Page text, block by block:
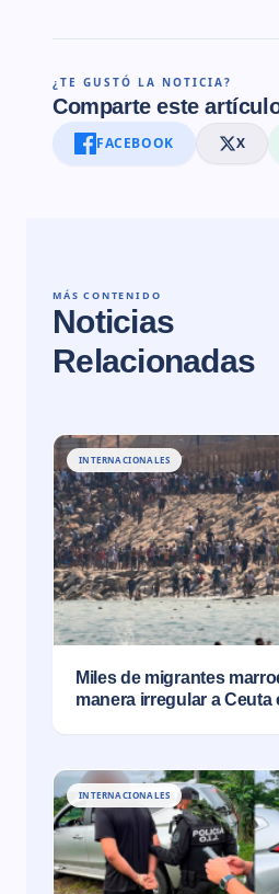
¿TE GUSTÓ LA NOTICIA?
Comparte este
FACEBOOK X
MÁS CONTENIDO
Noticias
Relacionadas
INTERNACIONALES
Miles de migrantes
manera irregular a Ceuta
INTERNACIONALES